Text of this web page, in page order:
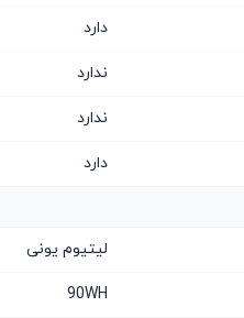
دارد
ندارد
ندارد
دارد
لیتیوم یونی
90WH